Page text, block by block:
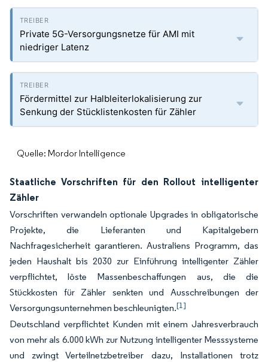
Private 5G-Versorgungsnetze für AMI mit
niedriger Latenz
Fördermittel zur Halbleiterlokalisierung zur
Senkung der Stücklistenkosten für Zähler
Quelle: Mordor Intelligence
Staatliche Vorschriften für den Rollout intelligenter
Zähler
Vorschriften verwandeln optionale Upgrades in obligatorische
Projekte, die Lieferanten und Kapitalgebern
Nachfragesicherheit garantieren. Australiens Programm, das
jeden Haushalt bis 2030 zur Einführung intelligenter Zähler
verpflichtet, löste Massenbeschaffungen aus, die die
Stückkosten für Zähler senkten und Ausschreibungen der
Versorgungsunternehmen beschleunigten.[1]
Deutschland verpflichtet Kunden mit einem Jahresverbrauch
von mehr als 6.000 kWh zur Nutzung intelligenter Messsysteme
und zwingt Verteilnetzbetreiber dazu, Installationen trotz